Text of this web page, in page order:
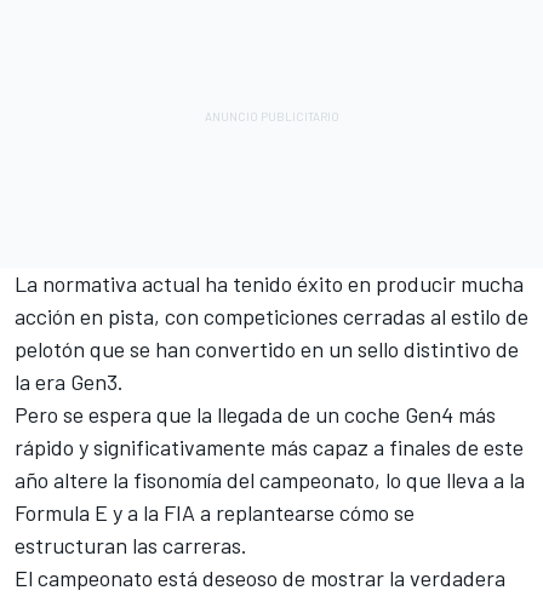
La normativa actual ha tenido éxito en producir mucha
acción en pista, con competiciones cerradas al estilo de
pelotón que se han convertido en un sello distintivo de
la era Gen3.
Pero se espera que la llegada de un coche Gen4 más
rápido y significativamente más capaz a finales de este
año altere la fisonomía del campeonato, lo que lleva a la
Formula E y a la FIA a replantearse cómo se
estructuran las carreras.
El campeonato está deseoso de mostrar la verdadera